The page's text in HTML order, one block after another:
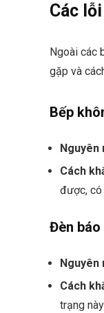
Các
Ngoài các
gặp và
Bếp
Nguyên
Cách
được, có
Đèn
Nguyên
Cách
trạng